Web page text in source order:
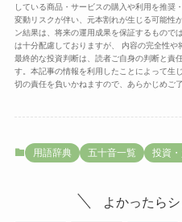
している商品・サービスの購入や利用を推奨
変動リスクが伴い、元本割れが生じる可能性
ン結果は、将来の運用成果を保証するもので
は十分配慮しておりますが、 内容の完全性や
最終的な投資判断は、読者ご自身の判断と責
す。本記事の情報を利用したことによって生
切の責任を負いかねますので、あらかじめご
用語辞典 五十音一覧 投資
よかったら